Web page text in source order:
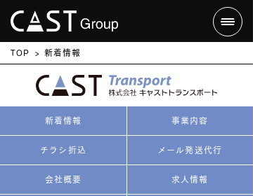
TOP 新着情報
新着情報 事業内容
チラシ折込 メール発送代行
会社概要 求人情報